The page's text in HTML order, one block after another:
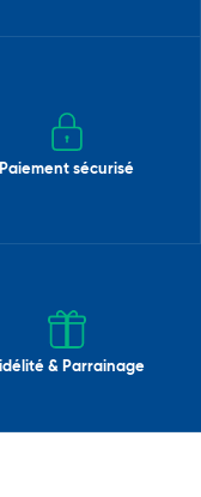
Paiement sécurisé
& Parrainage